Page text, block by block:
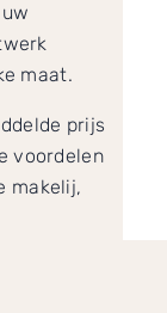
maat.
prijs
voordelen
makelij,